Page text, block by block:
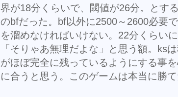
界が18分くらいで、閾値が26分。とす
のbfだった。bf以外に2500～2600必要
を溜めなければいけない。22分くらい
「そりゃあ無理だよな」と思う額。ks
がほぼ完全に残っているようにする事
に合うと思う。このゲームは本当に勝て